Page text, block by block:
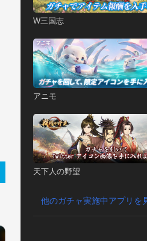
W三国志
アニモ
天下人の野望
他のガチャ実施中アプリを